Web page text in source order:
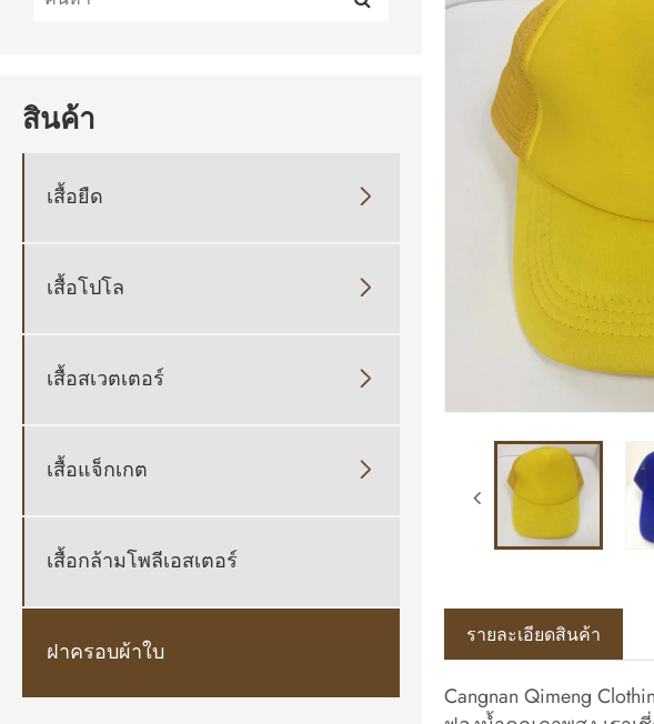
สินค้า
เสื้อยืด 
เสื้อโปโล 
เสื้อสเวตเตอร์ 
เสื้อแจ็กเกต 
เสื้อกล้ามโพลีเอสเตอร์
ฝาครอบผ้าใบ
รายละเอียดสินค้า
Cangnan Qimeng